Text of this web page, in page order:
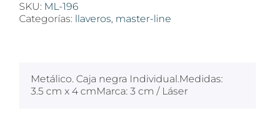
SKU: ML-196
Categorías:
llaveros, master-line
Metálico. Caja negra Individual.Medidas:
3.5 cm x 4 cmMarca: 3 cm / Láser